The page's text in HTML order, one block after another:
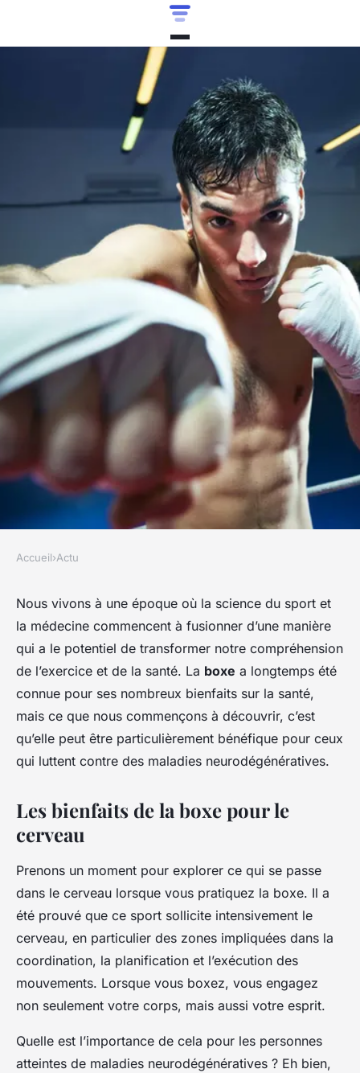
Quels sont les bienfaits de la
boxe comme forme d'exercice
pour les personnes atteintes
de maladies
neurodégénératives?
Accueil›Actu
Nous vivons à une époque où la science du sport et
la médecine commencent à fusionner d’une manière
qui a le potentiel de transformer notre compréhension
de l’exercice et de la santé. La boxe a longtemps été
connue pour ses nombreux bienfaits sur la santé,
mais ce que nous commençons à découvrir, c’est
qu’elle peut être particulièrement bénéfique pour ceux
qui luttent contre des maladies neurodégénératives.
Les bienfaits de la boxe pour le
cerveau
Prenons un moment pour explorer ce qui se passe
dans le cerveau lorsque vous pratiquez la boxe. Il a
été prouvé que ce sport sollicite intensivement le
cerveau, en particulier des zones impliquées dans la
coordination, la planification et l’exécution des
mouvements. Lorsque vous boxez, vous engagez
non seulement votre corps, mais aussi votre esprit.
Quelle est l’importance de cela pour les personnes
atteintes de maladies neurodégénératives ? Eh bien,